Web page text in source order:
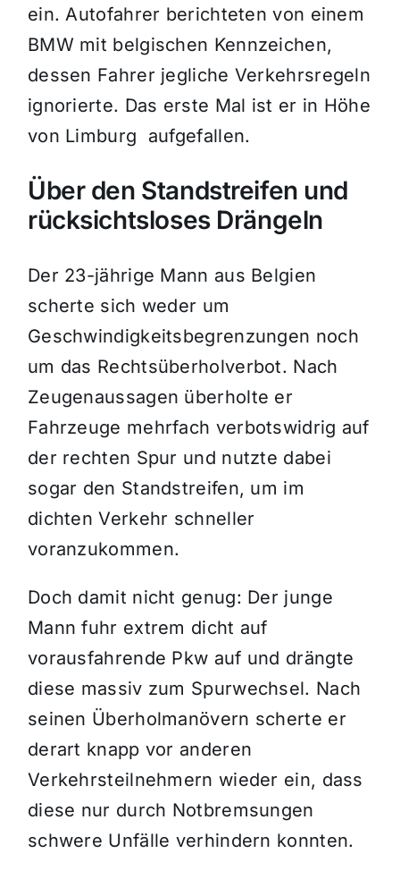
ein. Autofahrer berichteten von einem
BMW mit belgischen Kennzeichen,
dessen Fahrer jegliche Verkehrsregeln
ignorierte. Das erste Mal ist er in Höhe
von Limburg aufgefallen.
Über den Standstreifen und
rücksichtsloses Drängeln
Der 23-jährige Mann aus Belgien
scherte sich weder um
Geschwindigkeitsbegrenzungen noch
um das Rechtsüberholverbot. Nach
Zeugenaussagen überholte er
Fahrzeuge mehrfach verbotswidrig auf
der rechten Spur und nutzte dabei
sogar den Standstreifen, um im
dichten Verkehr schneller
voranzukommen.
Doch damit nicht genug: Der junge
Mann fuhr extrem dicht auf
vorausfahrende Pkw auf und drängte
diese massiv zum Spurwechsel. Nach
seinen Überholmanövern scherte er
derart knapp vor anderen
Verkehrsteilnehmern wieder ein, dass
diese nur durch Notbremsungen
schwere Unfälle verhindern konnten.